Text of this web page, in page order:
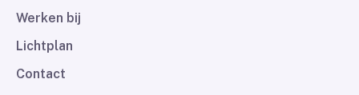
Werken bij
Lichtplan
Contact